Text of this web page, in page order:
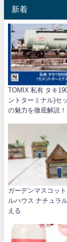
新着
TOMIX 私有 タキ
ントターミナル)セ
の魅力を徹底解説
ガーデンマスコッ
ルハウス ナチュラ
える